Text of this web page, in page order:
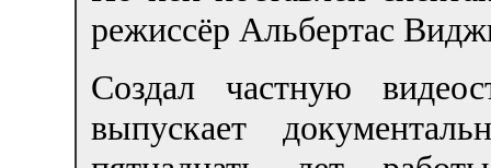
режиссёр Альбертас
Создал частную
выпускает